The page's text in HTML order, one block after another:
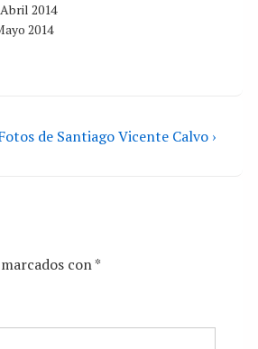
Abril 2014
2014
de Santiago Vicente Calvo ›
con*